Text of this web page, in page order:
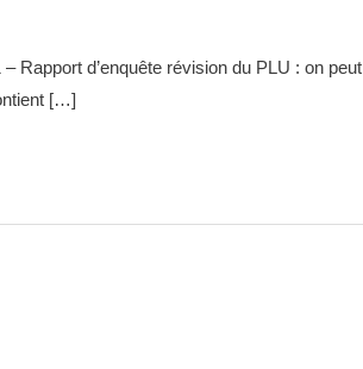
d’enquête révision du PLU : on
[…]